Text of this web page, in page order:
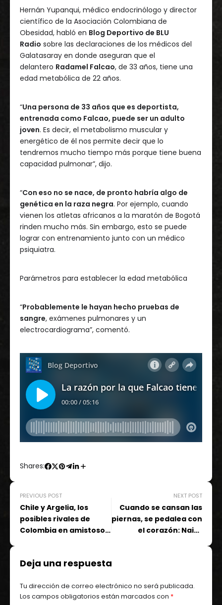
Hernán Yupanqui, médico endocrinólogo y director
científico de la Asociación Colombiana de
Obesidad, habló en Blog Deportivo de BLU
Radio sobre las declaraciones de los médicos del
Galatasaray en donde aseguran que el
delantero Radamel Falcao, de 33 años, tiene una
edad metabólica de 22 años.
“Una persona de 33 años que es deportista,
entrenada como Falcao, puede ser un adulto
joven. Es decir, el metabolismo muscular y
energético de él nos permite decir que lo
tendremos mucho tiempo más porque tiene buena
capacidad pulmonar”, dijo.
“Con eso no se nace, de pronto habría algo de
genética en la raza negra. Por ejemplo, cuando
vienen los atletas africanos a la maratón de Bogotá
rinden mucho más. Sin embargo, esto se puede
lograr con entrenamiento junto con un médico
psiquiatra.
Parámetros para establecer la edad metabólica
“Probablemente le hayan hecho pruebas de
sangre, exámenes pulmonares y un
electrocardiograma”, comentó.
Shares:
PREVIOUS POST
Chile y Argelia, los
posibles rivales de
Colombia en amistosos
NEXT POST
Cuando se cansan las
piernas, se pedalea con
el corazón: Nairo
Deja una respuesta
Tu dirección de correo electrónico no será publicada.
Los campos obligatorios están marcados con *